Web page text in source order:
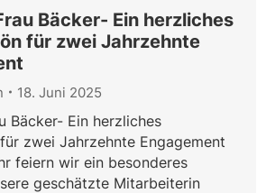
Bäcker- Ein herzliches
für zwei Jahrzehnte
18. Juni 2025
Bäcker- Ein herzliches
zwei Jahrzehnte Engagement
feiern wir ein besonderes
geschätzte Mitarbeiterin